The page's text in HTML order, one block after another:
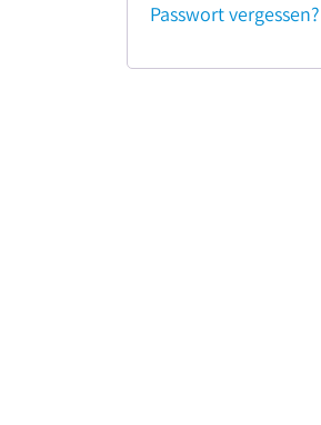
Passwort vergessen?